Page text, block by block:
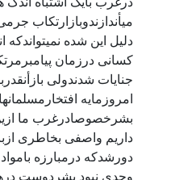
ميأندازندوبازارتکاب
دليل اين شده
کسانی درزمان
جنايات شدندولی
امروزمايه
بشرخصوصادرغرب ما
داريم واصفی بخاطری
دورشدکه درمبارزه
وجدی نبود بشردوست